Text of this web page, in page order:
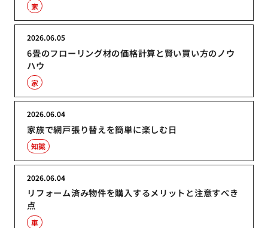
家
6畳のフローリング材の価格計算と賢い買い方のノウ
ハウ
2026.06.05
家
家族で網戸張り替えを簡単に楽しむ日
2026.06.04
知識
リフォーム済み物件を購入するメリットと注意すべき
点
2026.06.04
車